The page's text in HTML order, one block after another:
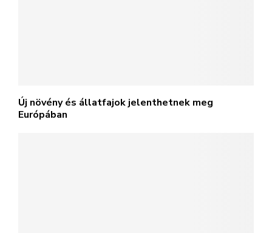
Új növény és állatfajok jelenthetnek meg
Európában